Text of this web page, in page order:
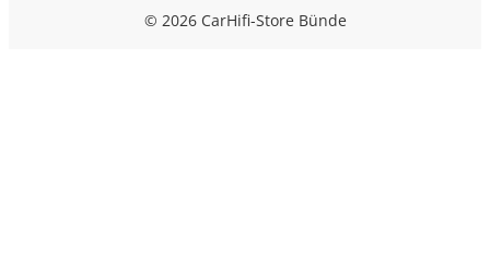
© 2026 CarHifi-Store Bünde